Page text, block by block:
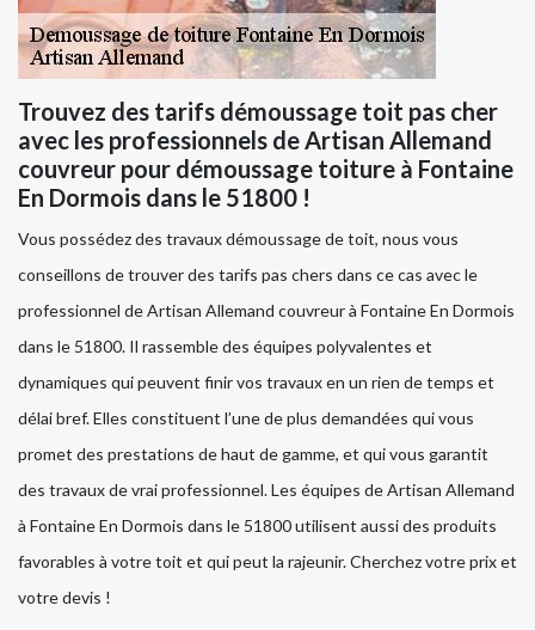
Trouvez des tarifs démoussage toit pas cher
avec les professionnels de Artisan Allemand
couvreur pour démoussage toiture à Fontaine
En Dormois dans le 51800 !
Vous possédez des travaux démoussage de toit, nous vous
conseillons de trouver des tarifs pas chers dans ce cas avec le
professionnel de Artisan Allemand couvreur à Fontaine En Dormois
dans le 51800. Il rassemble des équipes polyvalentes et
dynamiques qui peuvent finir vos travaux en un rien de temps et
délai bref. Elles constituent l’une de plus demandées qui vous
promet des prestations de haut de gamme, et qui vous garantit
des travaux de vrai professionnel. Les équipes de Artisan Allemand
à Fontaine En Dormois dans le 51800 utilisent aussi des produits
favorables à votre toit et qui peut la rajeunir. Cherchez votre prix et
votre devis !